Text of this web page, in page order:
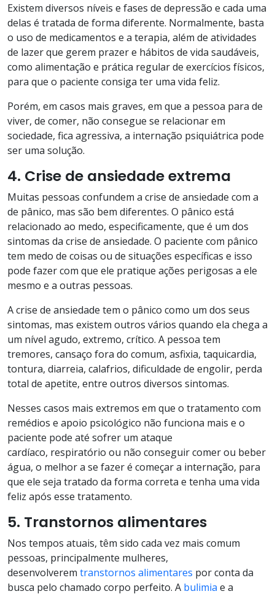
Existem diversos níveis e fases de depressão e cada uma
delas é tratada de forma diferente. Normalmente, basta
o uso de medicamentos e a terapia, além de atividades
de lazer que gerem prazer e hábitos de vida saudáveis,
como alimentação e prática regular de exercícios físicos,
para que o paciente consiga ter uma vida feliz.
Porém, em casos mais graves, em que a pessoa para de
viver, de comer, não consegue se relacionar em
sociedade, fica agressiva, a internação psiquiátrica pode
ser uma solução.
4. Crise de ansiedade extrema
Muitas pessoas confundem a crise de ansiedade com a
de pânico, mas são bem diferentes. O pânico está
relacionado ao medo, especificamente, que é um dos
sintomas da crise de ansiedade. O paciente com pânico
tem medo de coisas ou de situações específicas e isso
pode fazer com que ele pratique ações perigosas a ele
mesmo e a outras pessoas.
A crise de ansiedade tem o pânico como um dos seus
sintomas, mas existem outros vários quando ela chega a
um nível agudo, extremo, crítico. A pessoa tem
tremores, cansaço fora do comum, asfixia, taquicardia,
tontura, diarreia, calafrios, dificuldade de engolir, perda
total de apetite, entre outros diversos sintomas.
Nesses casos mais extremos em que o tratamento com
remédios e apoio psicológico não funciona mais e o
paciente pode até sofrer um ataque
cardíaco, respiratório ou não conseguir comer ou beber
água, o melhor a se fazer é começar a internação, para
que ele seja tratado da forma correta e tenha uma vida
feliz após esse tratamento.
5. Transtornos alimentares
Nos tempos atuais, têm sido cada vez mais comum
pessoas, principalmente mulheres,
desenvolverem transtornos alimentares por conta da
busca pelo chamado corpo perfeito. A bulimia e a